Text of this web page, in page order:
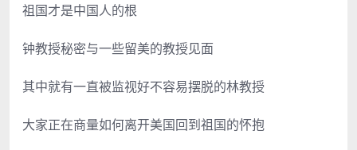
祖国才是中国人的根
钟教授秘密与一些留美的教授见面
其中就有一直被监视好不容易摆脱的林教授
大家正在商量如何离开美国回到祖国的怀抱